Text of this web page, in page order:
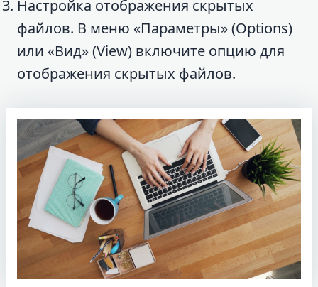
Настройка отображения скрытых
файлов. В меню «Параметры» (Options)
или «Вид» (View) включите опцию для
отображения скрытых файлов.